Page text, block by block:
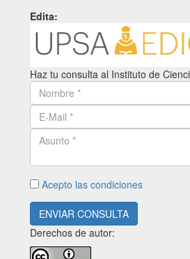
Edita:
Haz tu consulta al Instituto de
Acepto las condiciones
ENVIAR CONSULTA
Derechos de autor: